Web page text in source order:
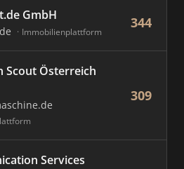
GmbH
Immobilienplattform
344
Scout Österreich
309
Services